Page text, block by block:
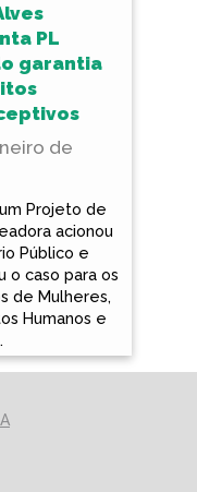
PL
garantia
de
Projeto de
acionou
Público e
o caso para os
de Mulheres,
Humanos e